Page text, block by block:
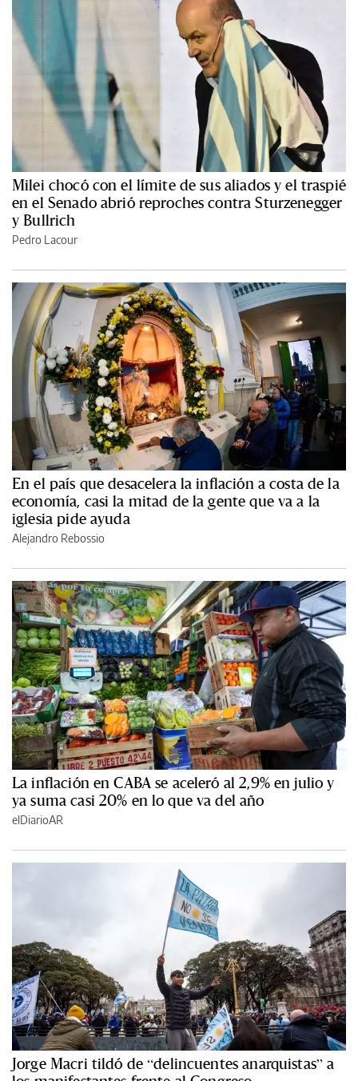
Milei chocó con el límite de sus aliados y el traspié
en el Senado abrió reproches contra Sturzenegger
y Bullrich
Pedro Lacour
En el país que desacelera la inflación a costa de la
economía, casi la mitad de la gente que va a la
iglesia pide ayuda
Alejandro Rebossio
La inflación en CABA se aceleró al 2,9% en julio y
ya suma casi 20% en lo que va del año
elDiarioAR
Jorge Macri tildó de “delincuentes anarquistas” a